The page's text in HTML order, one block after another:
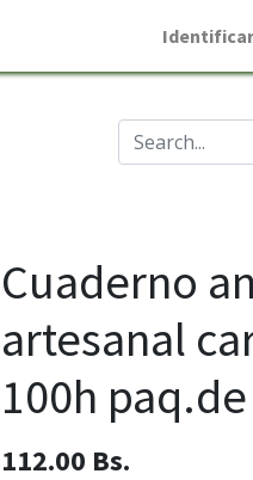
Cuaderno
artesanal
100h
112.00 Bs.